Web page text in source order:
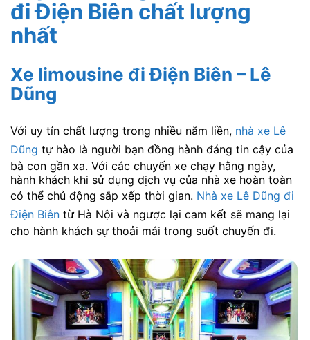
đi Điện Biên chất lượng
nhất
Xe limousine đi Điện Biên – Lê
Dũng
Với uy tín chất lượng trong nhiều năm liền, nhà xe Lê
Dũng tự hào là người bạn đồng hành đáng tin cậy của
bà con gần xa. Với các chuyến xe chạy hằng ngày,
hành khách khi sử dụng dịch vụ của nhà xe hoàn toàn
có thể chủ động sắp xếp thời gian. Nhà xe Lê Dũng đi
Điện Biên từ Hà Nội và ngược lại cam kết sẽ mang lại
cho hành khách sự thoải mái trong suốt chuyến đi.